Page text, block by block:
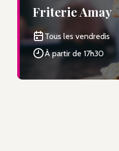
Friterie Amay
Tous les vendredis
À partir de 17h30